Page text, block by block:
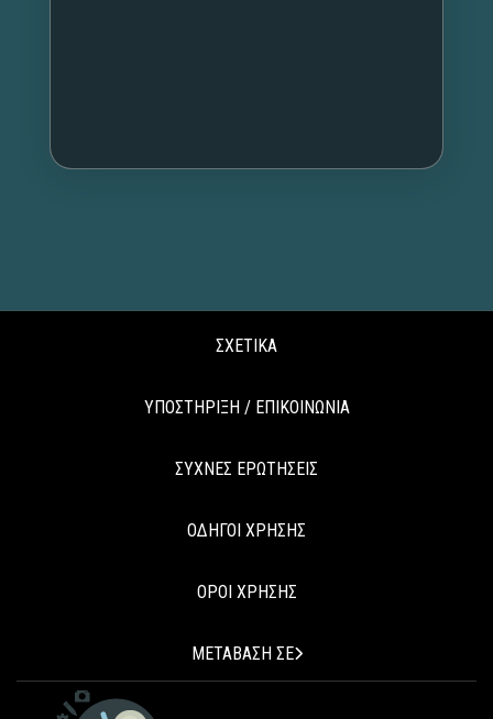
ΣΧΕΤΙΚΑ
ΥΠΟΣΤΗΡΙΞΗ / ΕΠΙΚΟΙΝΩΝΙΑ
ΣΥΧΝΕΣ ΕΡΩΤΗΣΕΙΣ
ΟΔΗΓΟΙ ΧΡΗΣΗΣ
ΟΡΟΙ ΧΡΗΣΗΣ
ΜΕΤΑΒΑΣΗ ΣΕ